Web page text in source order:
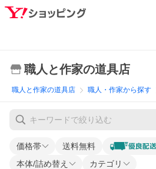
職人と作家の道具店
職人と作家の道具店 職人・作家から探す
価格帯 送料無料
本体/詰め替え カテゴリ